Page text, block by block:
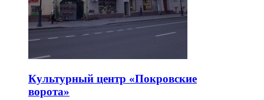
Культурный центр «Покровские
ворота»